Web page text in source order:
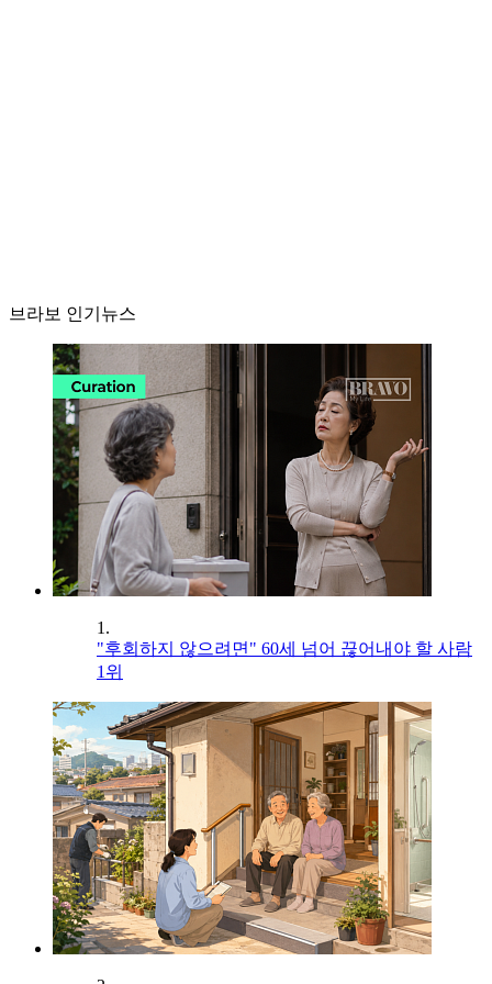
브라보 인기뉴스
1.
"후회하지 않으려면" 60세 넘어 끊어내야 할 사람
1위